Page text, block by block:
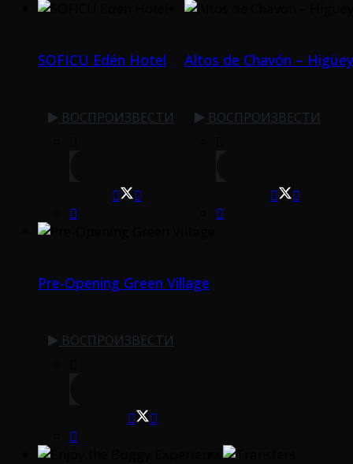
SOFICU Edén Hotel
ВОСПРОИЗВЕСТИ
Altos de Chavón – Higüey
ВОСПРОИЗВЕСТИ
Pre-Opening Green Village
ВОСПРОИЗВЕСТИ